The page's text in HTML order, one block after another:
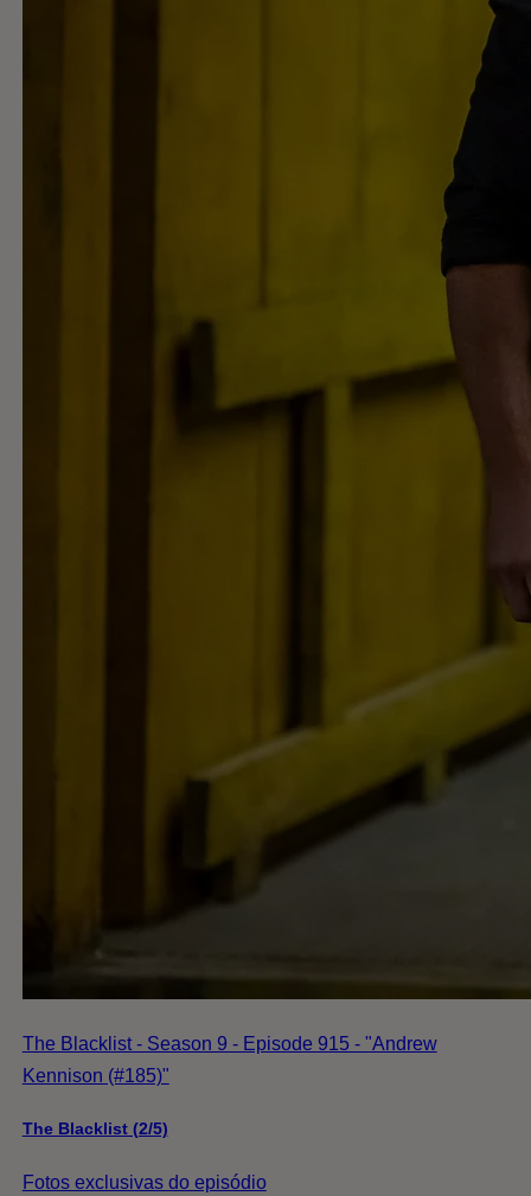
The Blacklist - Season 9 - Episode 915 - "Andrew
Kennison (#185)"
The Blacklist (2/5)
Fotos exclusivas do episódio